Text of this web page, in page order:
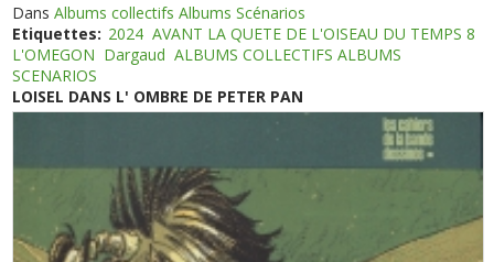
DansAlbums collectifs Albums Scénarios
Etiquettes: 2024 AVANT LA QUETE DE L'OISEAU DU TEMPS 8
L'OMEGON Dargaud ALBUMS COLLECTIFS ALBUMS
SCENARIOS
LOISEL DANS L' OMBRE DE PETER PAN